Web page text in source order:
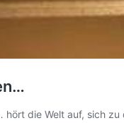
die Welt auf, sich